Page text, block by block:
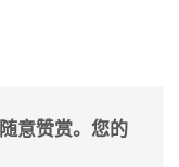
意赞赏。您的